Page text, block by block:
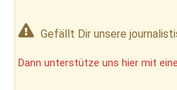
Gefällt Dir unsere
Dann unterstütze uns hier mit